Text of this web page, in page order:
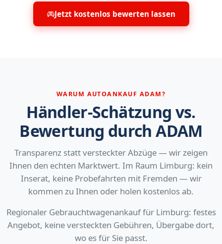
Jetzt kostenlos bewerten lassen
WARUM AUTOANKAUF ADAM?
Händler-Schätzung vs.
Bewertung durch ADAM
Transparenz statt versteckter Abzüge — wir zeigen
Ihnen den echten Marktwert. Im Raum Limburg: kein
Inserat, keine Probefahrten mit Fremden — wir
kommen zu Ihnen oder holen kostenlos ab.
Regionaler Gebrauchtwagenankauf für Limburg: festes
Angebot, keine versteckten Gebühren, Übergabe dort,
wo es für Sie passt.